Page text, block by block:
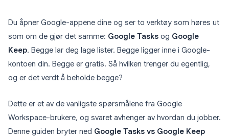
Du åpner Google-appene dine og ser to verktøy som høres ut
som om de gjør det samme: Google Tasks og Google
Keep. Begge lar deg lage lister. Begge ligger inne i Google-
kontoen din. Begge er gratis. Så hvilken trenger du egentlig,
og er det verdt å beholde begge?
Dette er et av de vanligste spørsmålene fra Google
Workspace-brukere, og svaret avhenger av hvordan du jobber.
Denne guiden bryter ned Google Tasks vs Google Keep